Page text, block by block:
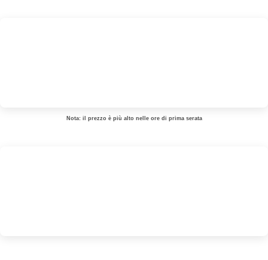
Nota: il prezzo è più alto nelle ore di prima serata